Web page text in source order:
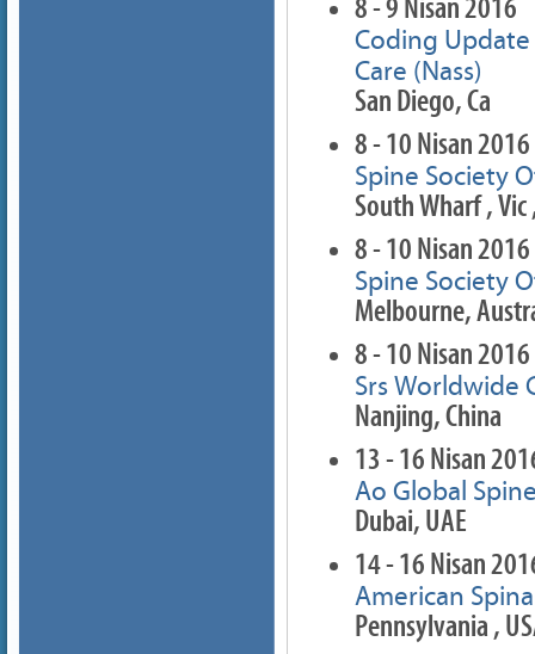
8 - 9 Nisan 2016
Coding Update
Care (Nass)
San Diego, Ca
8 - 10 Nisan 2016
Spine Society
South Wharf ,
8 - 10 Nisan 2016
Spine Society
Melbourne,
8 - 10 Nisan 2016
Srs Worldwide
Nanjing, China
13 - 16 Nisan
Ao Global
Dubai, UAE
14 - 16 Nisan
American
Pennsylvania ,